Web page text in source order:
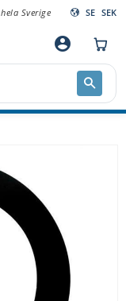
Sverige SE SEK
account_circle